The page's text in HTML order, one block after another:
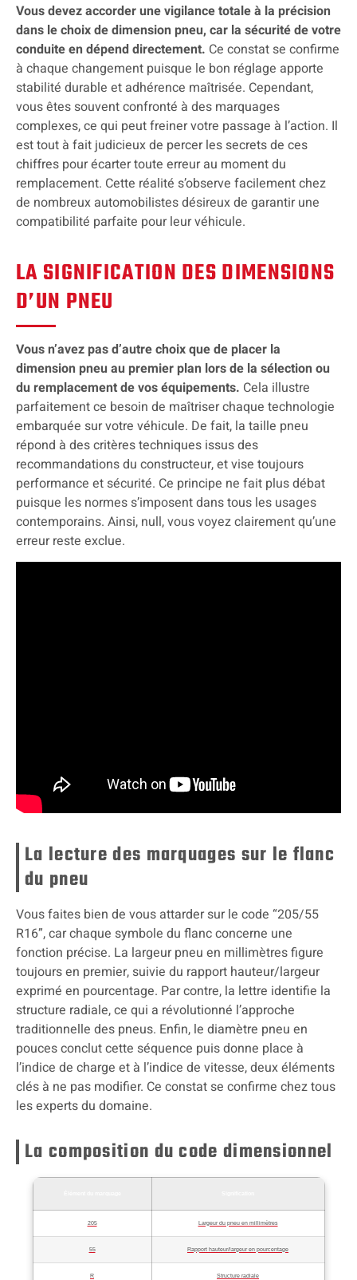
Vous devez accorder une vigilance totale à la précision
dans le choix de dimension pneu, car la sécurité de votre
conduite en dépend directement. Ce constat se confirme
à chaque changement puisque le bon réglage apporte
stabilité durable et adhérence maîtrisée. Cependant,
vous êtes souvent confronté à des marquages
complexes, ce qui peut freiner votre passage à l’action. Il
est tout à fait judicieux de percer les secrets de ces
chiffres pour écarter toute erreur au moment du
remplacement. Cette réalité s’observe facilement chez
de nombreux automobilistes désireux de garantir une
compatibilité parfaite pour leur véhicule.
LA SIGNIFICATION DES DIMENSIONS
D’UN PNEU
Vous n’avez pas d’autre choix que de placer la
dimension pneu au premier plan lors de la sélection ou
du remplacement de vos équipements. Cela illustre
parfaitement ce besoin de maîtriser chaque technologie
embarquée sur votre véhicule. De fait, la taille pneu
répond à des critères techniques issus des
recommandations du constructeur, et vise toujours
performance et sécurité. Ce principe ne fait plus débat
puisque les normes s’imposent dans tous les usages
contemporains. Ainsi, null, vous voyez clairement qu’une
erreur reste exclue.
La lecture des marquages sur le flanc
du pneu
Vous faites bien de vous attarder sur le code “205/55
R16”, car chaque symbole du flanc concerne une
fonction précise. La largeur pneu en millimètres figure
toujours en premier, suivie du rapport hauteur/largeur
exprimé en pourcentage. Par contre, la lettre identifie la
structure radiale, ce qui a révolutionné l’approche
traditionnelle des pneus. Enfin, le diamètre pneu en
pouces conclut cette séquence puis donne place à
l’indice de charge et à l’indice de vitesse, deux éléments
clés à ne pas modifier. Ce constat se confirme chez tous
les experts du domaine.
La composition du code dimensionnel
205 Largeur du pneu en millimètres
55 Rapport hauteur/largeur en pourcentage
R Structure radiale